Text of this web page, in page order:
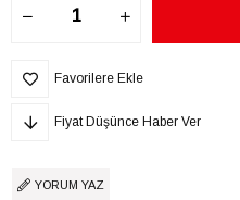
Favorilere Ekle
Fiyat Düşünce Haber Ver
YORUM YAZ